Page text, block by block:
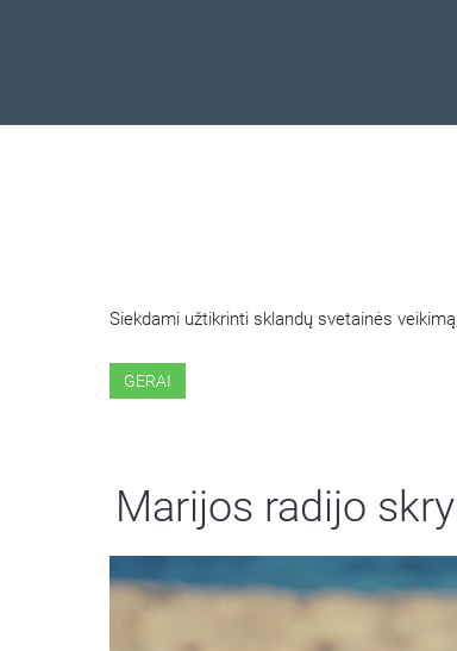
Siekdami užtikrinti sklandų svetainės
GERAI
Marijos radijo